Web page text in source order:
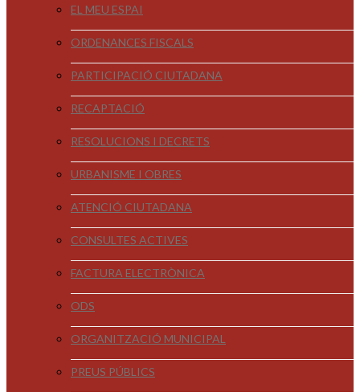
EL MEU ESPAI
ORDENANCES FISCALS
PARTICIPACIÓ CIUTADANA
RECAPTACIÓ
RESOLUCIONS I DECRETS
URBANISME I OBRES
ATENCIÓ CIUTADANA
CONSULTES ACTIVES
FACTURA ELECTRÒNICA
ODS
ORGANITZACIÓ MUNICIPAL
PREUS PÚBLICS